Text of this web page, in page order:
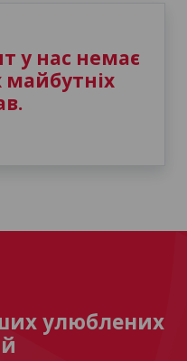
у нас немає
улюблених